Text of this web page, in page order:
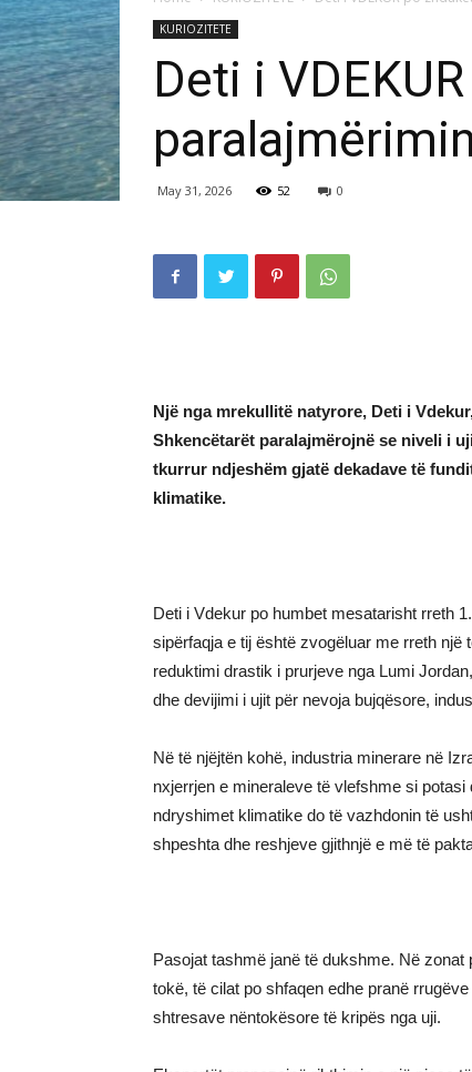
KURIOZITETE
Deti i
May 31, 2026 52 0
Një nga mrekullitë natyrore, Deti i
Shkencëtarët paralajmërojnë se niveli i
tkurrur ndjeshëm gjatë dekadave të
klimatike.
Deti i Vdekur po humbet mesatarisht rreth
sipërfaqja e tij është zvogëluar me rreth
reduktimi drastik i prurjeve nga Lumi
dhe devijimi i ujit për nevoja bujqësore,
Në të njëjtën kohë, industria minerare në
nxjerrjen e mineraleve të vlefshme si
ndryshimet klimatike do të vazhdonin të
shpeshta dhe reshjeve gjithnjë e më të
Pasojat tashmë janë të dukshme. Në
tokë, të cilat po shfaqen edhe pranë
shtresave nëntokësore të kripës nga uji.